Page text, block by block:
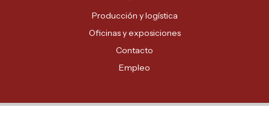
Producción y logística
Oficinas y exposiciones
Contacto
Empleo